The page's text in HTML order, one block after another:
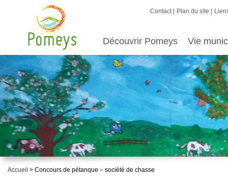
Contact Plan du site
Découvrir Pomeys Vie
Accueil > Concours de pétanque – société de chasse